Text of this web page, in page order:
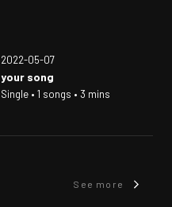
2022-05-07
your song
Single • 1 songs • 3 mins
See more